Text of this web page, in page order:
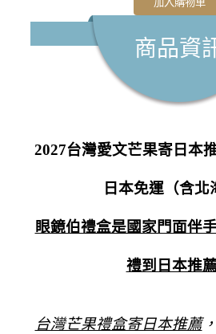
商品資
2027台灣愛文芒果寄日本
日本免運（含北
眼鏡伯禮盒是國家門面伴
禮到日本推薦
台灣芒果禮盒寄日本推薦